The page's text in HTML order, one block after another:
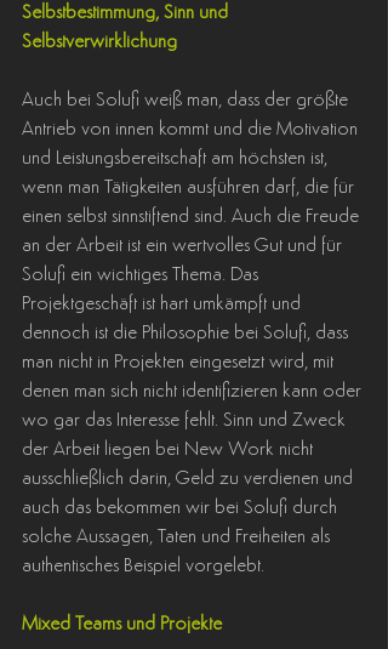
Selbstbestimmung, Sinn und
Selbstverwirklichung
Auch bei Solufi weiß man, dass der größte
Antrieb von innen kommt und die Motivation
und Leistungsbereitschaft am höchsten ist,
wenn man Tätigkeiten ausführen darf, die für
einen selbst sinnstiftend sind. Auch die Freude
an der Arbeit ist ein wertvolles Gut und für
Solufi ein wichtiges Thema. Das
Projektgeschäft ist hart umkämpft und
dennoch ist die Philosophie bei Solufi, dass
man nicht in Projekten eingesetzt wird, mit
denen man sich nicht identifizieren kann oder
wo gar das Interesse fehlt. Sinn und Zweck
der Arbeit liegen bei New Work nicht
ausschließlich darin, Geld zu verdienen und
auch das bekommen wir bei Solufi durch
solche Aussagen, Taten und Freiheiten als
authentisches Beispiel vorgelebt.
Mixed Teams und Projekte